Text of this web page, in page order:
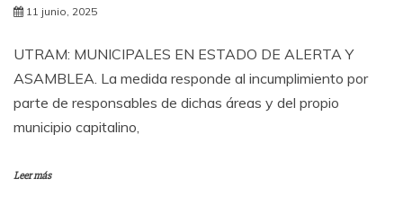
11 junio, 2025
UTRAM: MUNICIPALES EN ESTADO DE ALERTA Y
ASAMBLEA. La medida responde al incumplimiento por
parte de responsables de dichas áreas y del propio
municipio capitalino,
Leer más